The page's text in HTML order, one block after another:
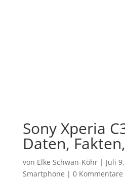
Sony Xperia
Daten,
von Elke Schwan-Köhr| Juli
Smartphone | 0 Kommentare